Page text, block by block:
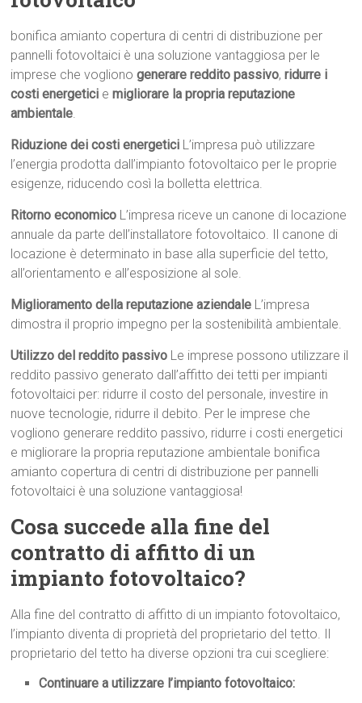
bonifica amianto copertura di centri di distribuzione per
pannelli fotovoltaici è una soluzione vantaggiosa per le
imprese che voglionogenerare reddito passivo,ridurre i
costi energetici emigliorare la propria reputazione
ambientale.
Riduzione dei costi energetici L’impresa può utilizzare
l’energia prodotta dall’impianto fotovoltaico per le proprie
esigenze, riducendo così la bolletta elettrica.
Ritorno economico L’impresa riceve un canone di locazione
annuale da parte dell’installatore fotovoltaico. Il canone di
locazione è determinato in base alla superficie del tetto,
all’orientamento e all’esposizione al sole.
Miglioramento della reputazione aziendale L’impresa
dimostra il proprio impegno per la sostenibilità ambientale.
Utilizzo del reddito passivo Le imprese possono utilizzare il
reddito passivo generato dall’affitto dei tetti per impianti
fotovoltaici per: ridurre il costo del personale, investire in
nuove tecnologie, ridurre il debito. Per le imprese che
vogliono generare reddito passivo, ridurre i costi energetici
e migliorare la propria reputazione ambientale bonifica
amianto copertura di centri di distribuzione per pannelli
fotovoltaici è una soluzione vantaggiosa!
Cosa succede alla fine del
contratto di affitto di un
impianto fotovoltaico?
Alla fine del contratto di affitto di un impianto fotovoltaico,
l’impianto diventa di proprietà del proprietario del tetto. Il
proprietario del tetto ha diverse opzioni tra cui scegliere:
Continuare a utilizzare l’impianto fotovoltaico: